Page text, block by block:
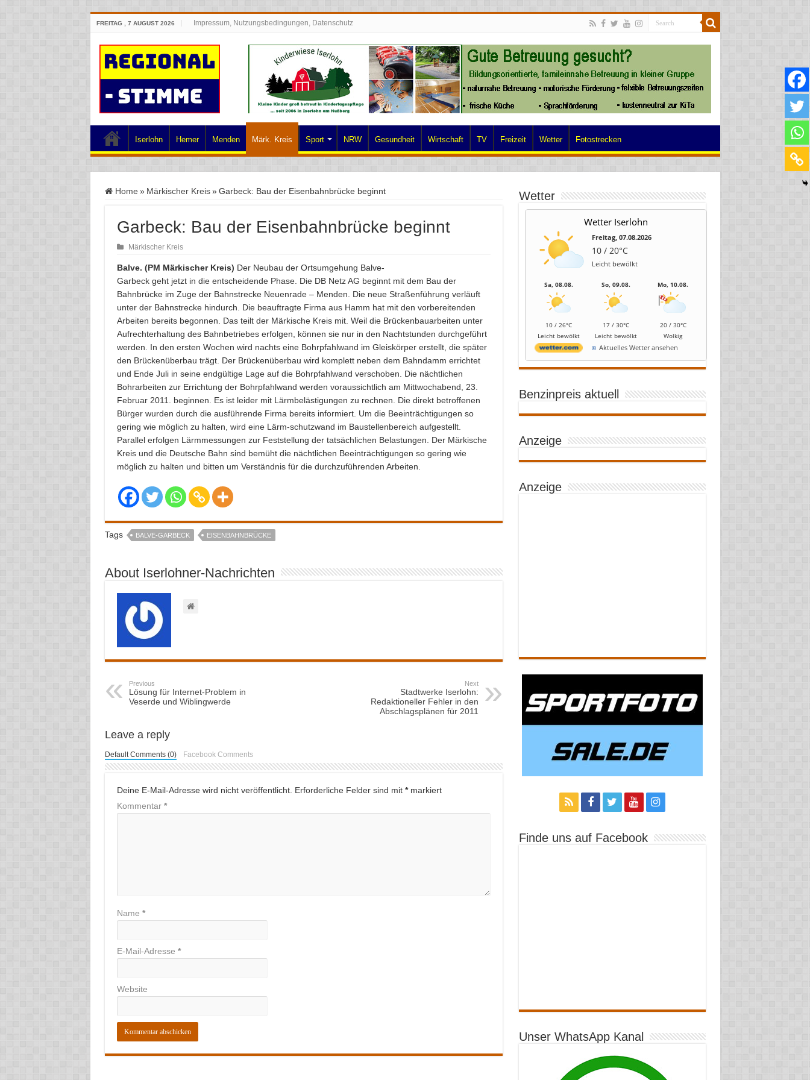
FREITAG , 7 AUGUST 2026 Impressum, Nutzungsbedingungen, Datenschutz
Iserlohn Hemer Menden Märk. Kreis Sport NRW Gesundheit Wirtschaft TV Freizeit Wetter Fotostrecken
Home » Märkischer Kreis » Garbeck: Bau der Eisenbahnbrücke beginnt
Garbeck: Bau der Eisenbahnbrücke beginnt
Märkischer Kreis
Balve. (PM Märkischer Kreis) Der Neubau der Ortsumgehung Balve-
Garbeck geht jetzt in die entscheidende Phase. Die DB Netz AG beginnt mit dem Bau der
Bahnbrücke im Zuge der Bahnstrecke Neuenrade – Menden. Die neue Straßenführung verläuft
unter der Bahnstrecke hindurch. Die beauftragte Firma aus Hamm hat mit den vorbereitenden
Arbeiten bereits begonnen. Das teilt der Märkische Kreis mit. Weil die Brückenbauarbeiten unter
Aufrechterhaltung des Bahnbetriebes erfolgen, können sie nur in den Nachtstunden durchgeführt
werden. In den ersten Wochen wird nachts eine Bohrpfahlwand im Gleiskörper erstellt, die später
den Brückenüberbau trägt. Der Brückenüberbau wird komplett neben dem Bahndamm errichtet
und Ende Juli in seine endgültige Lage auf die Bohrpfahlwand verschoben. Die nächtlichen
Bohrarbeiten zur Errichtung der Bohrpfahlwand werden voraussichtlich am Mittwochabend, 23.
Februar 2011. beginnen. Es ist leider mit Lärmbelästigungen zu rechnen. Die direkt betroffenen
Bürger wurden durch die ausführende Firma bereits informiert. Um die Beeinträchtigungen so
gering wie möglich zu halten, wird eine Lärm-schutzwand im Baustellenbereich aufgestellt.
Parallel erfolgen Lärmmessungen zur Feststellung der tatsächlichen Belastungen. Der Märkische
Kreis und die Deutsche Bahn sind bemüht die nächtlichen Beeinträchtigungen so gering wie
möglich zu halten und bitten um Verständnis für die durchzuführenden Arbeiten.
Tags BALVE-GARBECK EISENBAHNBRÜCKE
About Iserlohner-Nachrichten
Previous
Lösung für Internet-Problem in
Veserde und Wiblingwerde
Next
Stadtwerke Iserlohn:
Redaktioneller Fehler in den
Abschlagsplänen für 2011
Leave a reply
Default Comments (0) Facebook Comments
Deine E-Mail-Adresse wird nicht veröffentlicht. Erforderliche Felder sind mit *markiert
Kommentar *
Name *
E-Mail-Adresse *
Website
Wetter
Wetter Iserlohn
Freitag, 07.08.2026
10 / 20°C
Leicht bewölkt
Sa, 08.08.
10 / 26°C
Leicht bewölkt
So, 09.08.
17 / 30°C
Leicht bewölkt
Mo, 10.08.
20 / 30°C
Wolkig
Aktuelles Wetter ansehen
Benzinpreis aktuell
Anzeige
Anzeige
Finde uns auf Facebook
Unser WhatsApp Kanal